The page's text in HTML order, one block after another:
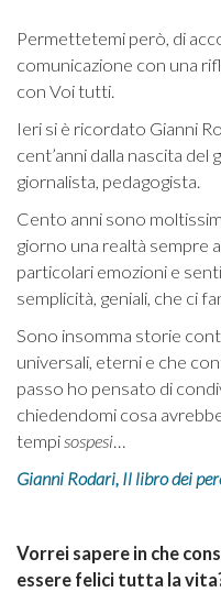
Permettetemi però, di
comunicazione con una
con Voi tutti.
Ieri si è ricordato Gianni
cent’anni dalla nascita
giornalista, pedagogista.
Cento anni sono
giorno una realtà sempre
particolari emozioni e
semplicità, geniali, che ci
Sono insomma storie
universali, eterni e che
passo ho pensato di
chiedendomi cosa
tempisospesi…
Gianni Rodari, Il libro dei
Vorrei sapere in che
essere felici tutta la